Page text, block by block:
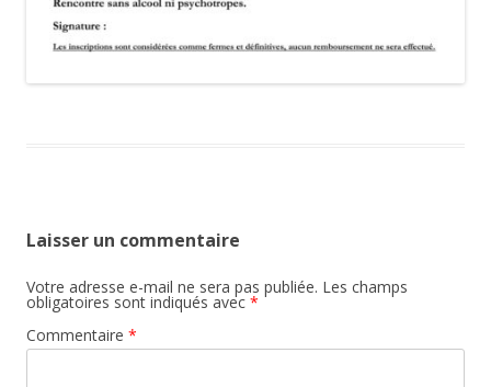
Laisser un commentaire
Votre adresse e-mail ne sera pas publiée. Les champs
obligatoires sont indiqués avec *
Commentaire *